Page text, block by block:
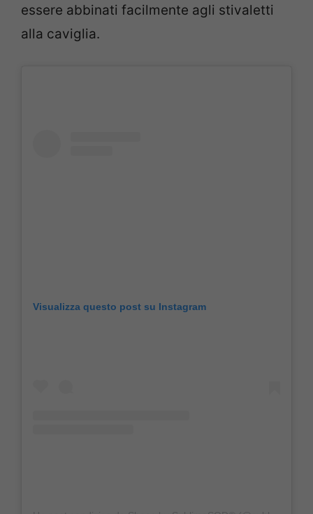
essere abbinati facilmente agli stivaletti
alla caviglia.
Visualizza questo post su Instagram